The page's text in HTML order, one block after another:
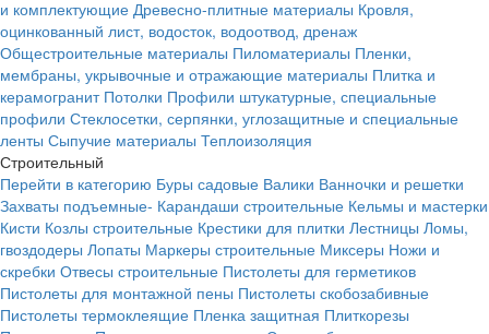
и комплектующие Древесно-плитные материалы Кровля,
оцинкованный лист, водосток, водоотвод, дренаж
Общестроительные материалы Пиломатериалы Пленки,
мембраны, укрывочные и отражающие материалы Плитка и
керамогранит Потолки Профили штукатурные, специальные
профили Стеклосетки, серпянки, углозащитные и специальные
ленты Сыпучие материалы Теплоизоляция
Строительный
Перейти в категорию Буры садовые Валики Ванночки и решетки
Захваты подъемные- Карандаши строительные Кельмы и мастерки
Кисти Козлы строительные Крестики для плитки Лестницы Ломы,
гвоздодеры Лопаты Маркеры строительные Миксеры Ножи и
скребки Отвесы строительные Пистолеты для герметиков
Пистолеты для монтажной пены Пистолеты скобозабивные
Пистолеты термоклеящие Пленка защитная Плиткорезы